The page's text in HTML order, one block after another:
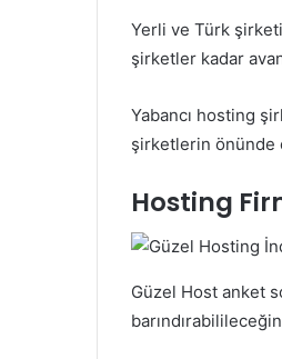
Yerli ve Türk
şirketler kadar
Yabancı hosting
şirketlerin önünde
Hosting
Güzel Host anket